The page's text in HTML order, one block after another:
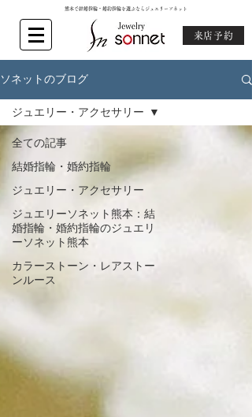
熊本で結婚指輪・婚約指輪を選ぶならジュエリーソネット
来店予約
ソネットのブログ
全ての記事
結婚指輪・婚約指輪
ジュエリー・アクセサリー
ジュエリーソネット熊本：結
婚指輪・婚約指輪のジュエリ
ーソネット熊本
カラーストーン・レアストー
ンルース
ジュエリー・アクセサリー